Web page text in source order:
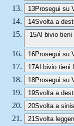
13Prosegui su
14Svolta a
15Al bivio tieni
16Prosegui su
17Al bivio tieni
18Prosegui su
19Svolta a
20Svolta a
21Svolta